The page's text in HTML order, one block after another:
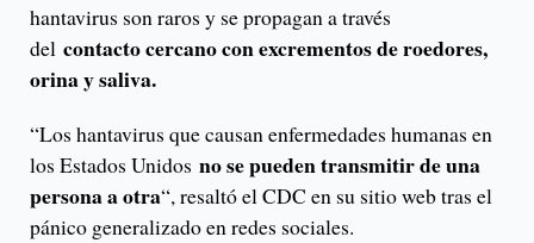
hantavirus son raros y se propagan a través
del contacto cercano con excrementos de roedores,
orina y saliva.
“Los hantavirus que causan enfermedades humanas en
los Estados Unidos no se pueden transmitir de una
persona a otra“, resaltó el CDC en su sitio web tras el
pánico generalizado en redes sociales.